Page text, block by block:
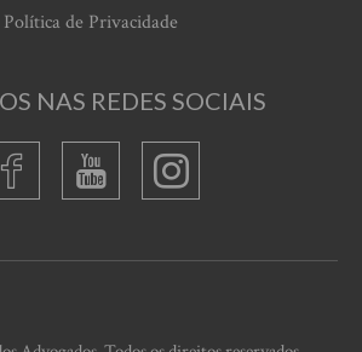
Política de Privacidade
NAS REDES SOCIAIS